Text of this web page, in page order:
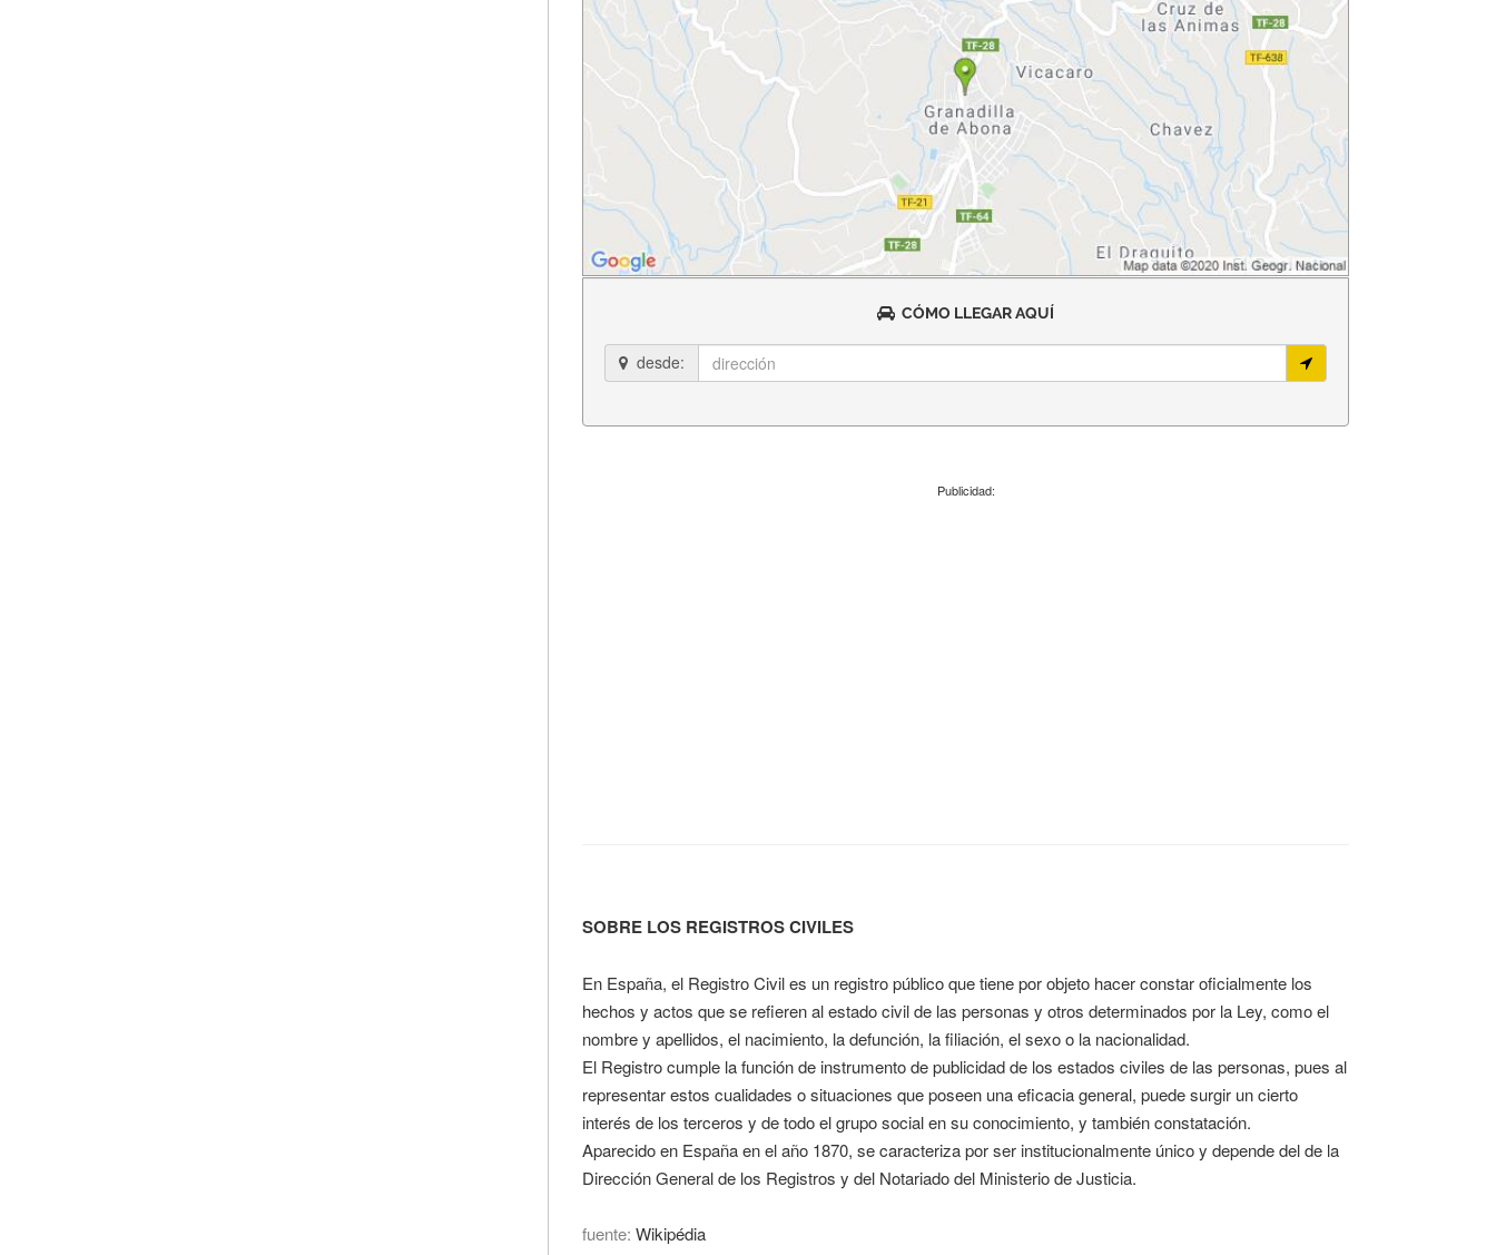
CÓMO LLEGAR AQUÍ
desde:
Publicidad:
SOBRE LOS REGISTROS CIVILES
En España, el Registro Civil es un registro público que tiene por objeto hacer constar oficialmente los
hechos y actos que se refieren al estado civil de las personas y otros determinados por la Ley, como el
nombre y apellidos, el nacimiento, la defunción, la filiación, el sexo o la nacionalidad.
El Registro cumple la función de instrumento de publicidad de los estados civiles de las personas, pues al
representar estos cualidades o situaciones que poseen una eficacia general, puede surgir un cierto
interés de los terceros y de todo el grupo social en su conocimiento, y también constatación.
Aparecido en España en el año 1870, se caracteriza por ser institucionalmente único y depende del de la
Dirección General de los Registros y del Notariado del Ministerio de Justicia.
fuente: Wikipédia